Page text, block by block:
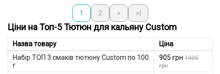
1 2 > >|
Ціни на Топ-5 Тютюн для кальяну Custom
Назва товару
Ціна
Набір ТОП 3 смаків тютюну Custom по 100
г
905 грн 1005
грн